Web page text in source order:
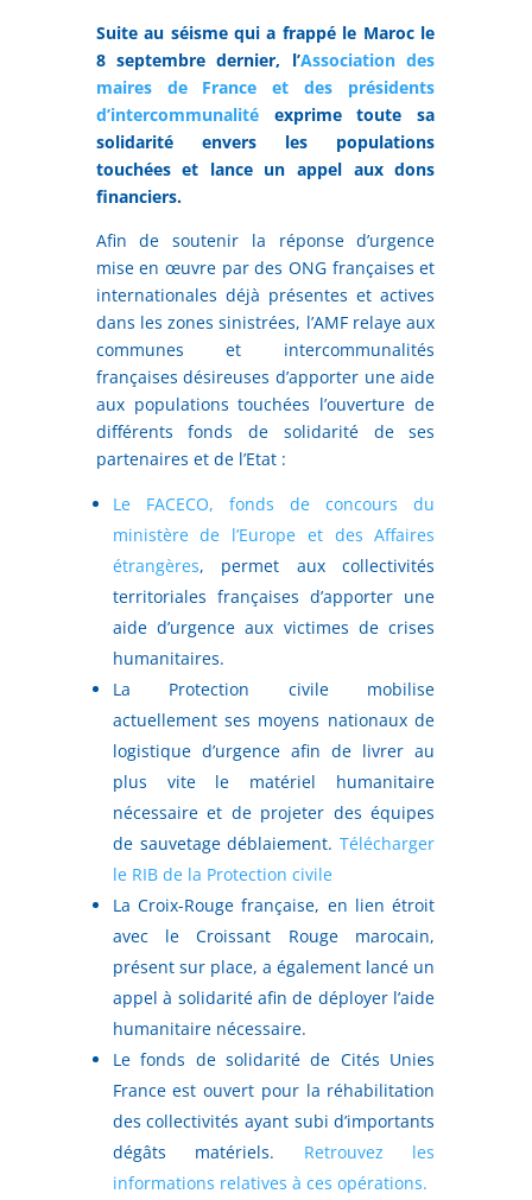
Suite au séisme qui a frappé le Maroc le
8 septembre dernier, l’Association des
maires de France et des présidents
d’intercommunalitéexprime toute sa
solidarité envers les populations
touchées et lance un appel aux dons
financiers.
Afin de soutenir la réponse d’urgence
mise en œuvre par des ONG françaises et
internationales déjà présentes et actives
dans les zones sinistrées, l’AMF relaye aux
communes et intercommunalités
françaises désireuses d’apporter une aide
aux populations touchées l’ouverture de
différents fonds de solidarité de ses
partenaires et de l’Etat :
Le FACECO, fonds de concours du
ministère de l’Europe et des Affaires
étrangères, permet aux collectivités
territoriales françaises d’apporter une
aide d’urgence aux victimes de crises
humanitaires.
La Protection civile mobilise
actuellement ses moyens nationaux de
logistique d’urgence afin de livrer au
plus vite le matériel humanitaire
nécessaire et de projeter des équipes
de sauvetage déblaiement.Télécharger
le RIB de la Protection civile
La Croix-Rouge française, en lien étroit
avec le Croissant Rouge marocain,
présent sur place, a également lancé un
appel à solidarité afin de déployer l’aide
humanitaire nécessaire.
Le fonds de solidarité de Cités Unies
France est ouvert pour la réhabilitation
des collectivités ayant subi d’importants
dégâts matériels. Retrouvez les
informations relatives à ces opérations.